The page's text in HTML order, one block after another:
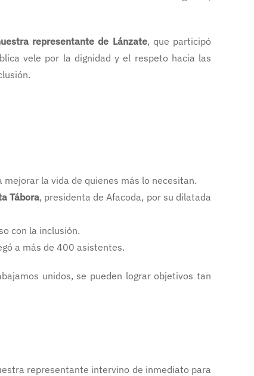
representante de Lánzate, que participó
vele por la dignidad y el respeto hacia las
la vida de quienes más lo necesitan.
Tábora, presidenta de Afacoda, por su dilatada
con la inclusión.
a más de 400 asistentes.
unidos, se pueden lograr objetivos tan
representante intervino de inmediato para